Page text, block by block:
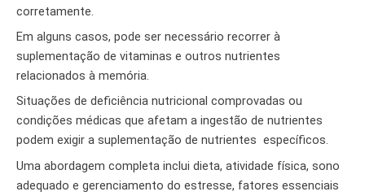
corretamente.
Em alguns casos, pode ser necessário recorrer à
suplementação de vitaminas e outros nutrientes
relacionados à memória.
Situações de deficiência nutricional comprovadas ou
condições médicas que afetam a ingestão de nutrientes
podem exigir a suplementação de nutrientes específicos.
Uma abordagem completa inclui dieta, atividade física, sono
adequado e gerenciamento do estresse, fatores essenciais